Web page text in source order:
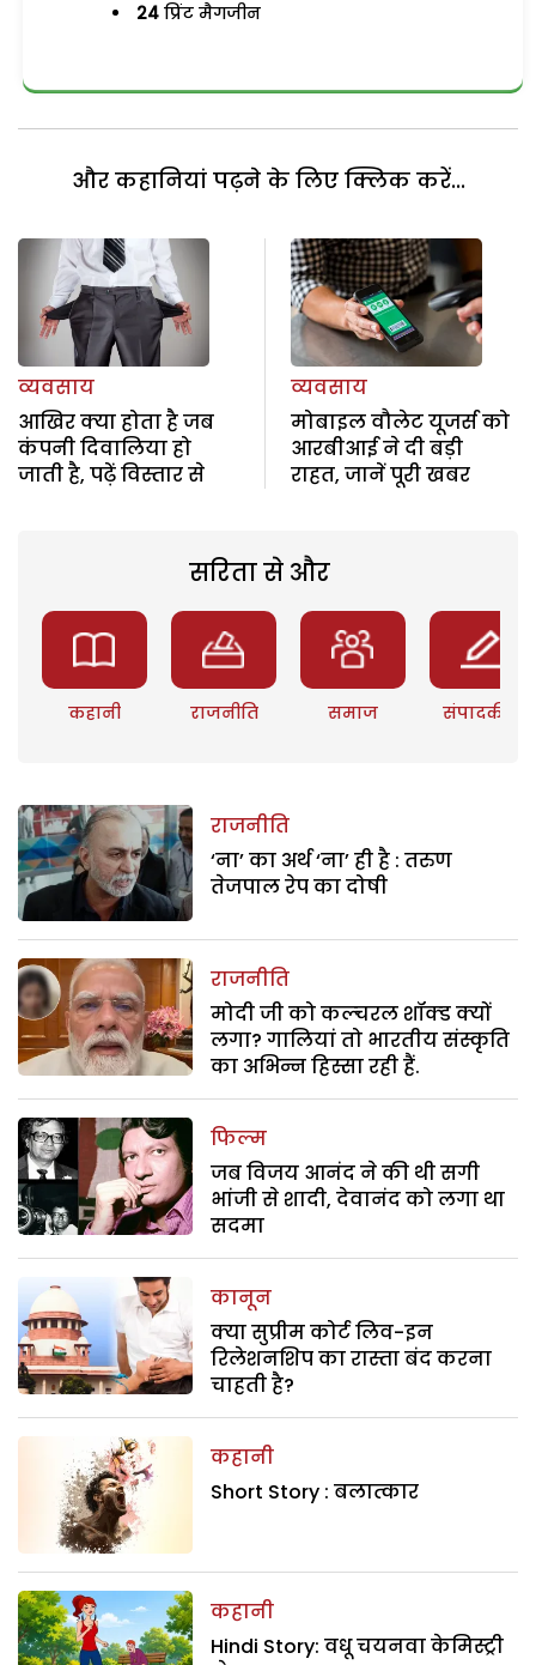
24 प्रिंट मैगजीन
और कहानियां पढ़ने के लिए क्लिक करें...
व्यवसाय
आखिर क्या होता है जब
कंपनी दिवालिया हो
जाती है, पढ़ें विस्तार से
व्यवसाय
मोबाइल वौलेट यूजर्स को
आरबीआई ने दी बड़ी
राहत, जानें पूरी खबर
सरिता से और
कहानी राजनीति समाज संपादकीय
राजनीति
‘ना’ का अर्थ ‘ना’ ही है : तरुण
तेजपाल रेप का दोषी
राजनीति
मोदी जी को कल्चरल शॉक्ड क्यों
लगा? गालियां तो भारतीय संस्कृति
का अभिन्न हिस्सा रही हैं.
फिल्म
जब विजय आनंद ने की थी सगी
भांजी से शादी, देवानंद को लगा था
सदमा
कानून
क्या सुप्रीम कोर्ट लिव-इन
रिलेशनशिप का रास्ता बंद करना
चाहती है?
कहानी
Short Story : बलात्कार
कहानी
Hindi Story: वधू चयनवा केमिस्ट्री